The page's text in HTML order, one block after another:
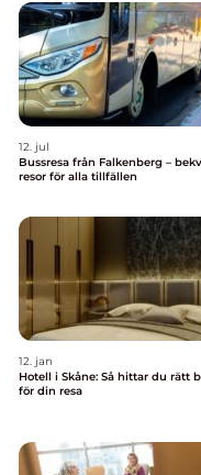
12. jul
Bussresa från Falkenberg –
resor för alla tillfällen
12. jan
Hotell i Skåne: Så hittar du rätt
för din resa